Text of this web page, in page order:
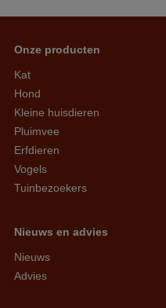
Onze producten
Kat
Hond
Kleine huisdieren
Pluimvee
Erfdieren
Vogels
Tuinbezoekers
Nieuws en advies
Nieuws
Advies